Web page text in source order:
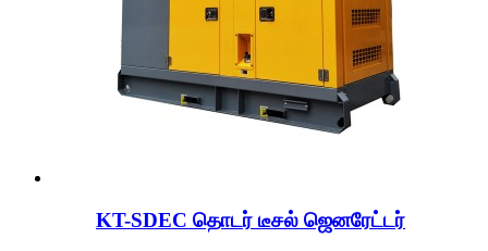
KT-SDEC தொடர் டீசல் ஜெனரேட்டர்